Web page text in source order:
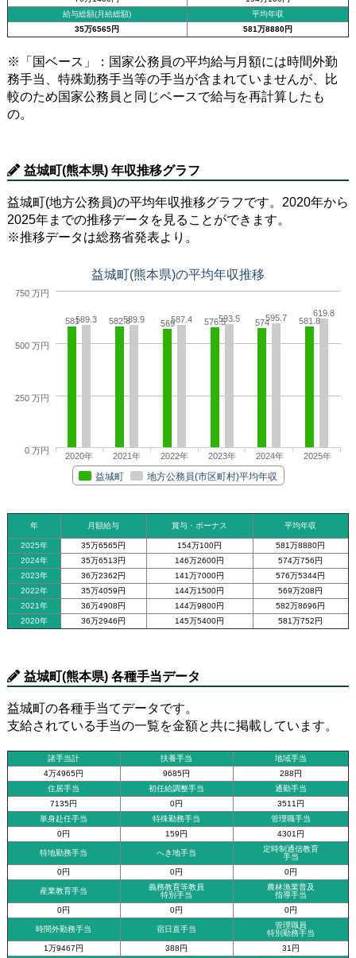
給与総額(月給総額)
平均年収
35万6565円
581万8880円
※「国ベース」：国家公務員の平均給与月額には時間外勤
務手当、特殊勤務手当等の手当が含まれていませんが、比
較のため国家公務員と同じベースで給与を再計算したも
の。
益城町(熊本県) 年収推移グラフ
益城町(地方公務員)の平均年収推移グラフです。2020年から
2025年までの推移データを見ることができます。
※推移データは総務省発表より。
益城町(熊本県)の平均年収推移
581 582.8 569 576.5 574 581.8
589.3 589.9 587.4 593.5 595.7 619.8
益城町 地方公務員(市区町村)平均年収
2020年 2021年 2022年 2023年 2024年 2025年
0 万円
250 万円
500 万円
750 万円
年 月額給与 賞与・ボーナス 平均年収
2025年 35万6565円 154万100円
581万8880円
2024年
35万6513円 146万2600円
574万756円
2023年
36万2362円 141万7000円
576万5344円
2022年
35万4059円 144万1500円
569万208円
2021年
36万4908円 144万9800円
582万8696円
2020年
36万2946円 145万5400円 581万752円
益城町(熊本県) 各種手当データ
益城町の各種手当てデータです。
支給されている手当の一覧を金額と共に掲載しています。
諸手当計 扶養手当
地域手当
4万4965円
9685円
288円
住居手当
初任給調整手当
通勤手当
7135円
0円
3511円
単身赴任手当
特殊勤務手当
管理職手当
0円
159円 4301円
特地勤務手当 へき地手当
定時制通信教育
手当
0円
0円 0円
産業教育手当
義務教育等教員
特別手当
農林漁業普及
指導手当
0円
0円 0円
時間外勤務手当 宿日直手当
管理職員
特別勤務手当
1万9467円
388円
31円